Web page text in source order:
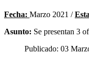
Fecha: Marzo 2021 /
Asunto: Se presentan 3
Publicado: 03